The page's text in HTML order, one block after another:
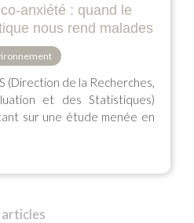
anxiété : quand le
nous rend malades
(Direction de la Recherches,
et des Statistiques)
sur une étude menée en